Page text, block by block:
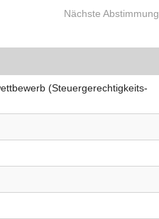
Nächste Abstimmung
(Steuergerechtigkeits-